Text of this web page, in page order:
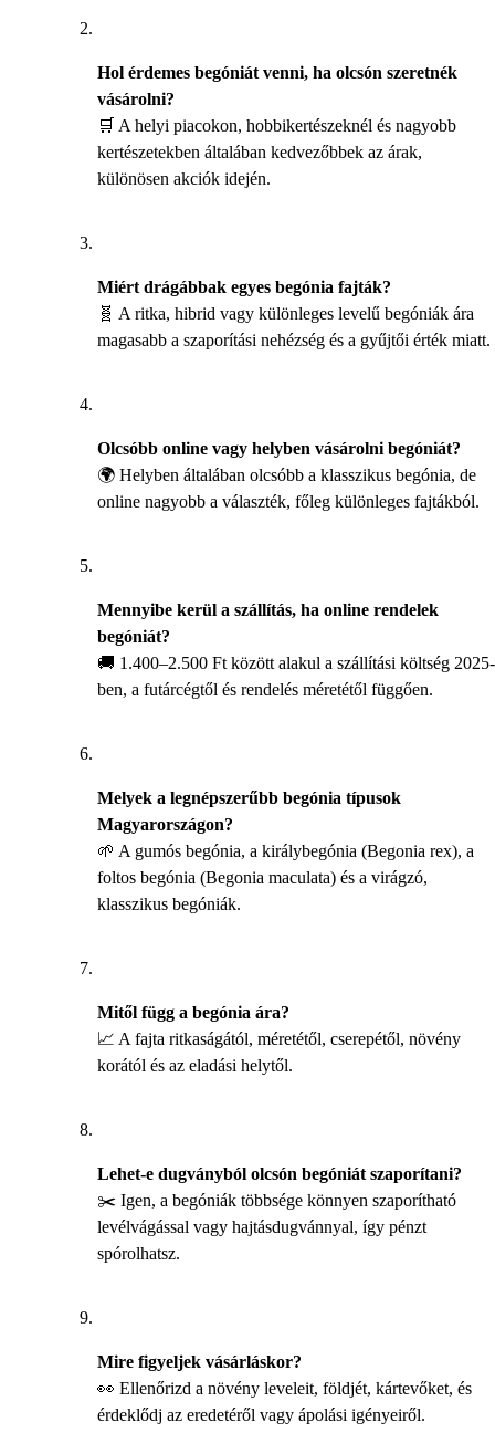
Hol érdemes begóniát venni, ha olcsón szeretnék
vásárolni?
🛒 A helyi piacokon, hobbikertészeknél és nagyobb
kertészetekben általában kedvezőbbek az árak,
különösen akciók idején.
Miért drágábbak egyes begónia fajták?
🧬 A ritka, hibrid vagy különleges levelű begóniák ára
magasabb a szaporítási nehézség és a gyűjtői érték miatt.
Olcsóbb online vagy helyben vásárolni begóniát?
🌍 Helyben általában olcsóbb a klasszikus begónia, de
online nagyobb a választék, főleg különleges fajtákból.
Mennyibe kerül a szállítás, ha online rendelek
begóniát?
🚚 1.400–2.500 Ft között alakul a szállítási költség 2025-
ben, a futárcégtől és rendelés méretétől függően.
Melyek a legnépszerűbb begónia típusok
Magyarországon?
🌱 A gumós begónia, a királybegónia (Begonia rex), a
foltos begónia (Begonia maculata) és a virágzó,
klasszikus begóniák.
Mitől függ a begónia ára?
📈 A fajta ritkaságától, méretétől, cserepétől, növény
korától és az eladási helytől.
Lehet-e dugványból olcsón begóniát szaporítani?
✂️ Igen, a begóniák többsége könnyen szaporítható
levélvágással vagy hajtásdugvánnyal, így pénzt
spórolhatsz.
Mire figyeljek vásárláskor?
👀 Ellenőrizd a növény leveleit, földjét, kártevőket, és
érdeklődj az eredetéről vagy ápolási igényeiről.